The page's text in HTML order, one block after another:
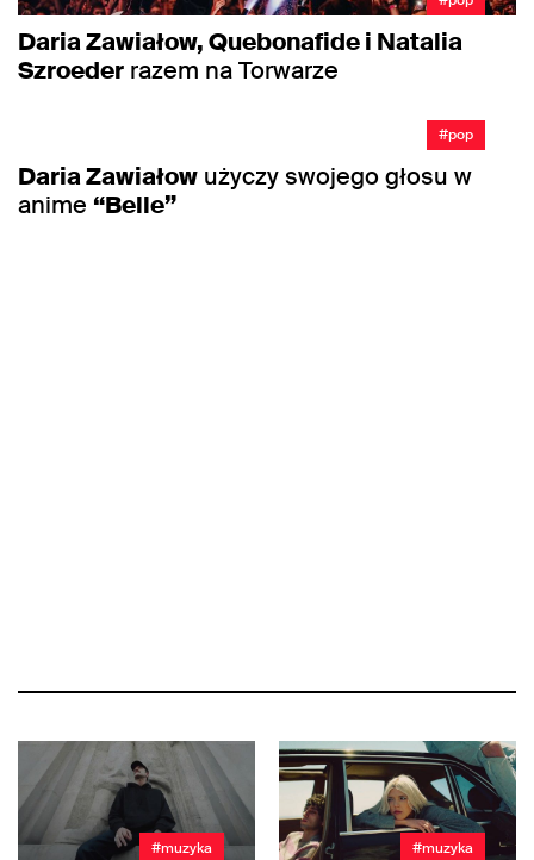
Daria Zawiałow, Quebonafide i Natalia
Szroeder razem na Torwarze
#pop
Daria Zawiałow użyczy swojego głosu w
anime “Belle”
#muzyka #muzyka